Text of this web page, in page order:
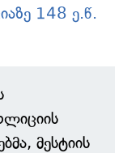
148 ე.წ.
მესტიის